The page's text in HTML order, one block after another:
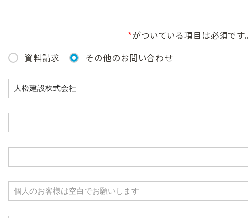
*がついている項目は必須です。
資料請求 その他のお問い合わせ